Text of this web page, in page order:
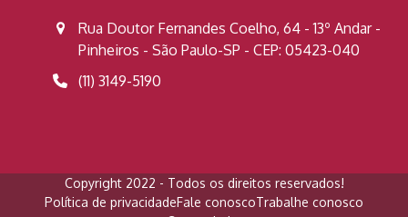
Rua Doutor Fernandes Coelho, 64 - 13º Andar -
Pinheiros - São Paulo-SP - CEP: 05423-040
(11) 3149-5190
Copyright 2022 - Todos os direitos reservados!
Política de privacidadeFale conoscoTrabalhe conosco